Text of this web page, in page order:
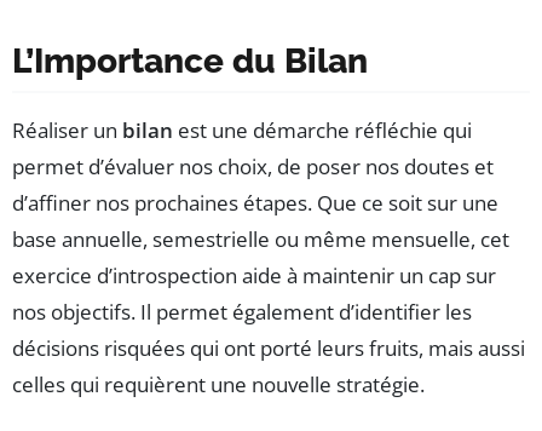
L’Importance du Bilan
Réaliser un bilan est une démarche réfléchie qui
permet d’évaluer nos choix, de poser nos doutes et
d’affiner nos prochaines étapes. Que ce soit sur une
base annuelle, semestrielle ou même mensuelle, cet
exercice d’introspection aide à maintenir un cap sur
nos objectifs. Il permet également d’identifier les
décisions risquées qui ont porté leurs fruits, mais aussi
celles qui requièrent une nouvelle stratégie.